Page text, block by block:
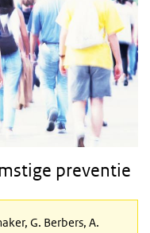
preventie
G. Berbers, A.